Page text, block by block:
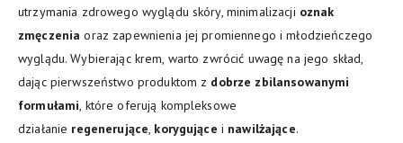
utrzymania zdrowego wyglądu skóry, minimalizacji oznak
zmęczenia oraz zapewnienia jej promiennego i młodzieńczego
wyglądu. Wybierając krem, warto zwrócić uwagę na jego skład,
dając pierwszeństwo produktom z dobrze zbilansowanymi
formułami, które oferują kompleksowe
działanie regenerujące, korygujące i nawilżające.